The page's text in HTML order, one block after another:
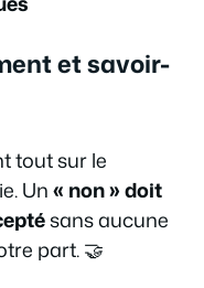
et savoir-
tout sur le
Un« non » doit
sans aucune
part. 🤝